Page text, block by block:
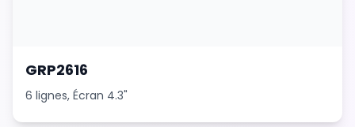
GRP2616
6 lignes, Écran 4.3"